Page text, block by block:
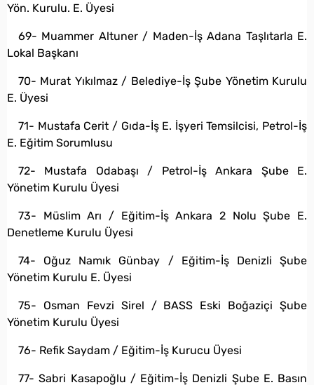
Yön. Kurulu. E. Üyesi
69- Muammer Altuner / Maden-İş Adana Taşlıtarla E.
Lokal Başkanı
70- Murat Yıkılmaz / Belediye-İş Şube Yönetim Kurulu
E. Üyesi
71- Mustafa Cerit / Gıda-İş E. İşyeri Temsilcisi, Petrol-İş
E. Eğitim Sorumlusu
72- Mustafa Odabaşı / Petrol-İş Ankara Şube E.
Yönetim Kurulu Üyesi
73- Müslim Arı / Eğitim-İş Ankara 2 Nolu Şube E.
Denetleme Kurulu Üyesi
74- Oğuz Namık Günbay / Eğitim-İş Denizli Şube
Yönetim Kurulu E. Üyesi
75- Osman Fevzi Sirel / BASS Eski Boğaziçi Şube
Yönetim Kurulu Üyesi
76- Refik Saydam / Eğitim-İş Kurucu Üyesi
77- Sabri Kasapoğlu / Eğitim-İş Denizli Şube E. Basın